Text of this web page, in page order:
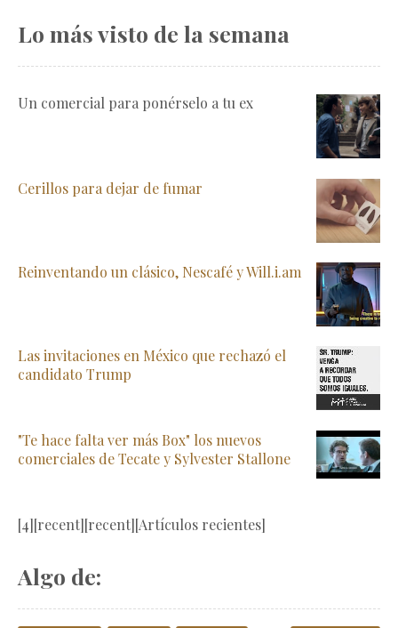
Lo más visto de la semana
Un comercial para ponérselo a tu ex
Cerillos para dejar de fumar
Reinventando un clásico, Nescafé y Will.i.am
Las invitaciones en México que rechazó el
candidato Trump
"Te hace falta ver más Box" los nuevos
comerciales de Tecate y Sylvester Stallone
[4][recent][recent][Artículos recientes]
Algo de: